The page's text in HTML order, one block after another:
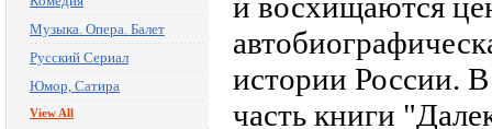
Музыка. Опера. Балет
Русский Сериал
Юмор, Сатира
View All
истории России.
часть книги